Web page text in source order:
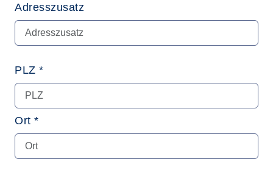
Adresszusatz
PLZ *
Ort *